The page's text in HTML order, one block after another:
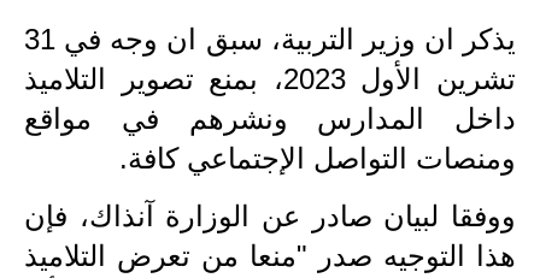
نتائج الامتحانات
المرحلة الابتدائية
المرحلة المتوسطة
المرحلة الاعدادية
اسئلة وزارية
يذكر ان وزير التربية، سبق ان وجه في 31
تشرين الأول 2023، بمنع تصوير التلاميذ
داخل المدارس ونشرهم في مواقع
ومنصات التواصل الإجتماعي كافة.
ووفقا لبيان صادر عن الوزارة آنذاك، فإن
هذا التوجيه صدر "منعا من تعرض التلاميذ